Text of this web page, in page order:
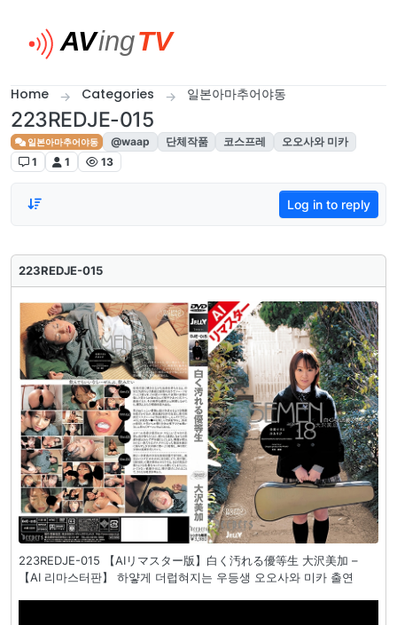
Home Categories 일본아마추어야동
223REDJE-015
일본아마추어야동 @waap 단체작품 코스프레
오오사와 미카
1
1 13
Log in to reply
223REDJE-015
223REDJE-015 【AIリマスター版】白く汚れる優等生 大沢美加 –
【AI 리마스터판】 하얗게 더럽혀지는 우등생 오오사와 미카 출연